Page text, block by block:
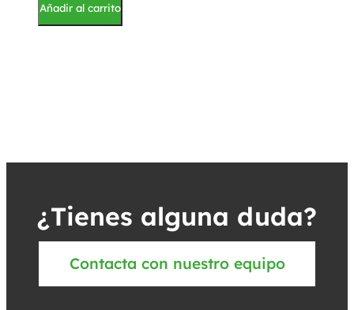
Añadir al carrito
¿Tienes alguna duda?
Contacta con nuestro equipo